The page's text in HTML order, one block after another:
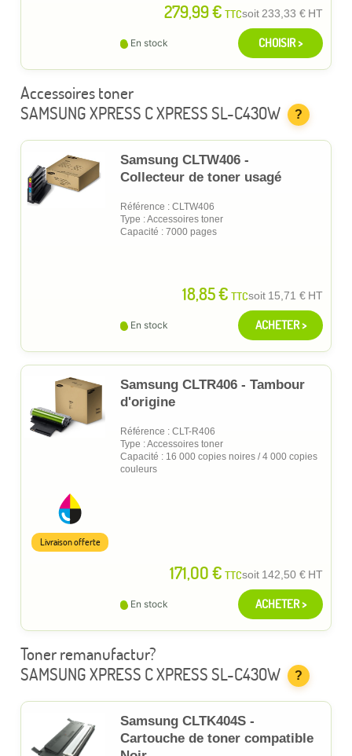
279,99 € TTCsoit233,33 € HT
En stock CHOISIR >
Accessoires toner
SAMSUNG XPRESS C XPRESS SL-C430W
?
Samsung CLTW406 -
Collecteur de toner usagé
Référence : CLTW406
Type : Accessoires toner
Capacité : 7000 pages
18,85 € TTCsoit 15,71 € HT
En stock ACHETER >
Samsung CLTR406 - Tambour
d'origine
Référence : CLT-R406
Type : Accessoires toner
Capacité : 16 000 copies noires / 4 000 copies
couleurs
171,00 € TTCsoit 142,50 € HT
Livraison offerte
En stock ACHETER >
Toner remanufactur?
SAMSUNG XPRESS C XPRESS SL-C430W
?
Samsung CLTK404S -
Cartouche de toner compatible